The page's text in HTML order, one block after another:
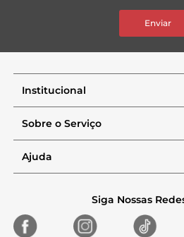
Enviar
Institucional
Sobre o Serviço
Ajuda
Siga Nossas